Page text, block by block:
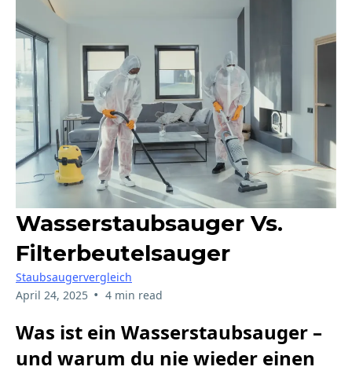
Wasserstaubsauger Vs.
Filterbeutelsauger
Staubsaugervergleich
April 24, 2025 • 4 min read
Was ist ein Wasserstaubsauger –
und warum du nie wieder einen